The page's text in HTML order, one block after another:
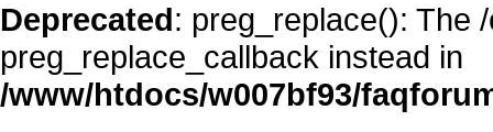
Deprecated: preg_replace(): The
preg_replace_callback instead in
/www/htdocs/w007bf93/